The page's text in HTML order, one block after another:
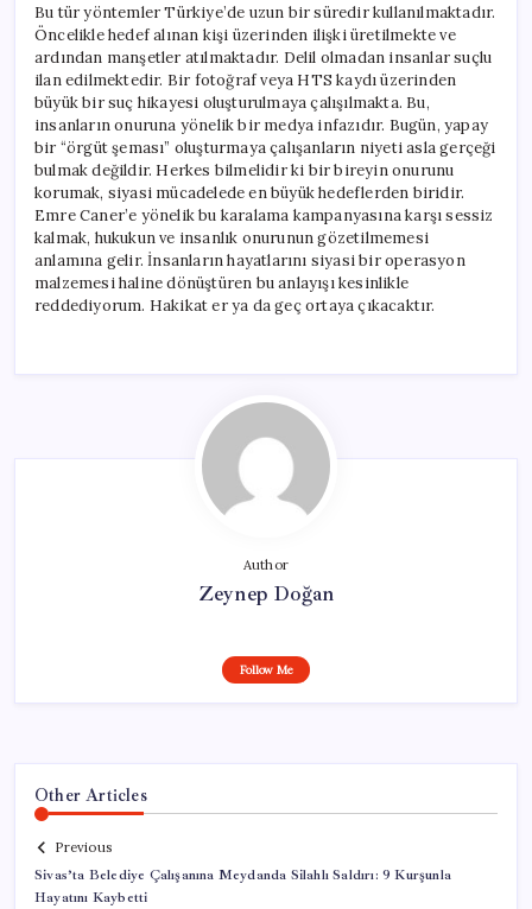
Bu tür yöntemler Türkiye’de uzun bir süredir kullanılmaktadır.
Öncelikle hedef alınan kişi üzerinden ilişki üretilmekte ve
ardından manşetler atılmaktadır. Delil olmadan insanlar suçlu
ilan edilmektedir. Bir fotoğraf veya HTS kaydı üzerinden
büyük bir suç hikayesi oluşturulmaya çalışılmakta. Bu,
insanların onuruna yönelik bir medya infazıdır. Bugün, yapay
bir “örgüt şeması” oluşturmaya çalışanların niyeti asla gerçeği
bulmak değildir. Herkes bilmelidir ki bir bireyin onurunu
korumak, siyasi mücadelede en büyük hedeflerden biridir.
Emre Caner’e yönelik bu karalama kampanyasına karşı sessiz
kalmak, hukukun ve insanlık onurunun gözetilmemesi
anlamına gelir. İnsanların hayatlarını siyasi bir operasyon
malzemesi haline dönüştüren bu anlayışı kesinlikle
reddediyorum. Hakikat er ya da geç ortaya çıkacaktır.
Author
Zeynep Doğan
Follow Me
Other Articles
Previous
Sivas’ta Belediye Çalışanına Meydanda Silahlı Saldırı: 9 Kurşunla
Hayatını Kaybetti